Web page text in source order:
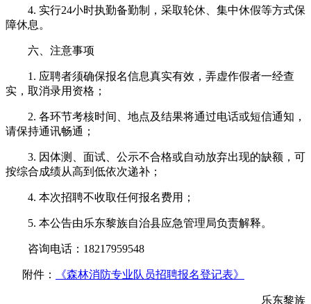
4. 实行24小时执勤备勤制，采取轮休、集中休假等方式保
障休息。
六、注意事项
1. 应聘者须确保报名信息真实有效，弄虚作假者一经查
实，取消录用资格；
2. 各环节考核时间、地点及结果将通过电话或短信通知，
请保持通讯畅通；
3. 因体测、面试、公示不合格或自动放弃出现的缺额，可
按综合成绩从高到低依次递补；
4. 本次招聘不收取任何报名费用；
5. 本公告由乐东黎族自治县应急管理局负责解释。
咨询电话：18217959548
附件： 《森林消防专业队员招聘报名登记表》
乐东黎族